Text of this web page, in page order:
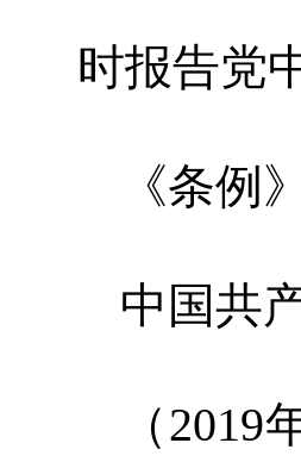
时报告党
《条例
中国共
（